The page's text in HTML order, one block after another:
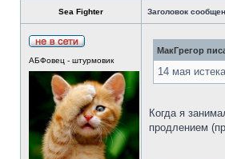
Sea Fighter Заголовок
АБФовец - штурмовик
МакГрегор
14 мая
Когда я
продлением